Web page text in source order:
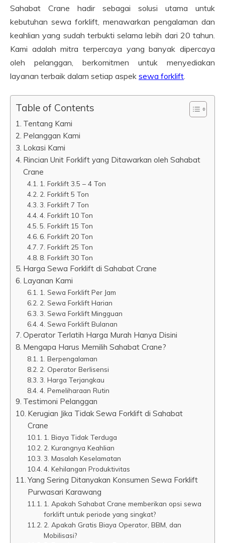
Sahabat Crane hadir sebagai solusi utama untuk
kebutuhan sewa forklift, menawarkan pengalaman dan
keahlian yang sudah terbukti selama lebih dari 20 tahun.
Kami adalah mitra terpercaya yang banyak dipercaya
oleh pelanggan, berkomitmen untuk menyediakan
layanan terbaik dalam setiap aspek sewa forklift.
Table of Contents
Tentang Kami
Pelanggan Kami
Lokasi Kami
Rincian Unit Forklift yang Ditawarkan oleh Sahabat
Crane
1. Forklift 3.5 – 4 Ton
2. Forklift 5 Ton
3. Forklift 7 Ton
4. Forklift 10 Ton
5. Forklift 15 Ton
6. Forklift 20 Ton
7. Forklift 25 Ton
8. Forklift 30 Ton
Harga Sewa Forklift di Sahabat Crane
Layanan Kami
1. Sewa Forklift Per Jam
2. Sewa Forklift Harian
3. Sewa Forklift Mingguan
4. Sewa Forklift Bulanan
Operator Terlatih Harga Murah Hanya Disini
Mengapa Harus Memilih Sahabat Crane?
1. Berpengalaman
2. Operator Berlisensi
3. Harga Terjangkau
4. Pemeliharaan Rutin
Testimoni Pelanggan
Kerugian Jika Tidak Sewa Forklift di Sahabat
Crane
1. Biaya Tidak Terduga
2. Kurangnya Keahlian
3. Masalah Keselamatan
4. Kehilangan Produktivitas
Yang Sering Ditanyakan Konsumen Sewa Forklift
Purwasari Karawang
1. Apakah Sahabat Crane memberikan opsi sewa
forklift untuk periode yang singkat?
2. Apakah Gratis Biaya Operator, BBM, dan
Mobilisasi?